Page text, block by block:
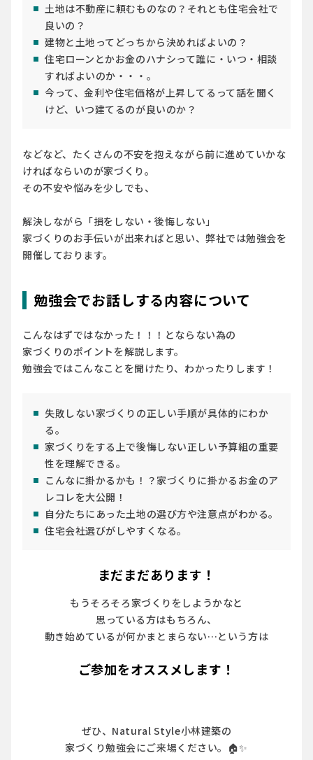
土地は不動産に頼むものなの？それとも住宅会社で
良いの？
建物と土地ってどっちから決めればよいの？
住宅ローンとかお金のハナシって誰に・いつ・相談
すればよいのか・・・。
今って、金利や住宅価格が上昇してるって話を聞く
けど、いつ建てるのが良いのか？
などなど、たくさんの不安を抱えながら前に進めていかな
ければならいのが家づくり。
その不安や悩みを少しでも、
解決しながら「損をしない・後悔しない」
家づくりのお手伝いが出来ればと思い、弊社では勉強会を
開催しております。
勉強会でお話しする内容について
こんなはずではなかった！！！とならない為の
家づくりのポイントを解説します。
勉強会ではこんなことを聞けたり、わかったりします！
失敗しない家づくりの正しい手順が具体的にわか
る。
家づくりをする上で後悔しない正しい予算組の重要
性を理解できる。
こんなに掛かるかも！？家づくりに掛かるお金のア
レコレを大公開！
自分たちにあった土地の選び方や注意点がわかる。
住宅会社選びがしやすくなる。
まだまだあります！
もうそろそろ家づくりをしようかなと
思っている方はもちろん、
動き始めているが何かまとまらない…という方は
ご参加をオススメします！
ぜひ、Natural Style小林建築の
家づくり勉強会にご来場ください。🏠✨